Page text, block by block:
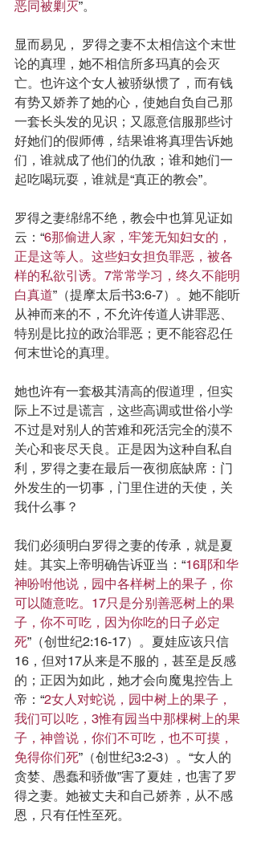
恶同被剿灭”。
显而易见， 罗得之妻不太相信这个末世
论的真理，她不相信所多玛真的会灭
亡。也许这个女人被骄纵惯了，而有钱
有势又娇养了她的心，使她自负自己那
一套长头发的见识；又愿意信服那些讨
好她们的假师傅，结果谁将真理告诉她
们，谁就成了他们的仇敌；谁和她们一
起吃喝玩耍，谁就是“真正的教会”。
罗得之妻绵绵不绝，教会中也算见证如
云：“6那偷进人家，牢笼无知妇女的，
正是这等人。这些妇女担负罪恶，被各
样的私欲引诱。7常常学习，终久不能明
白真道”（提摩太后书3:6-7）。她不能听
从神而来的不，不允许传道人讲罪恶、
特别是比拉的政治罪恶；更不能容忍任
何末世论的真理。
她也许有一套极其清高的假道理，但实
际上不过是谎言，这些高调或世俗小学
不过是对别人的苦难和死活完全的漠不
关心和丧尽天良。正是因为这种自私自
利，罗得之妻在最后一夜彻底缺席：门
外发生的一切事，门里住进的天使，关
我什么事？
我们必须明白罗得之妻的传承，就是夏
娃。其实上帝明确告诉亚当：“16耶和华
神吩咐他说，园中各样树上的果子，你
可以随意吃。17只是分别善恶树上的果
子，你不可吃，因为你吃的日子必定
死”（创世纪2:16-17）。夏娃应该只信
16，但对17从来是不服的，甚至是反感
的；正因为如此，她才会向魔鬼控告上
帝：“2女人对蛇说，园中树上的果子，
我们可以吃，3惟有园当中那棵树上的果
子，神曾说，你们不可吃，也不可摸，
免得你们死”（创世纪3:2-3）。“女人的
贪婪、愚蠢和骄傲”害了夏娃，也害了罗
得之妻。她被丈夫和自己娇养，从不感
恩，只有任性至死。